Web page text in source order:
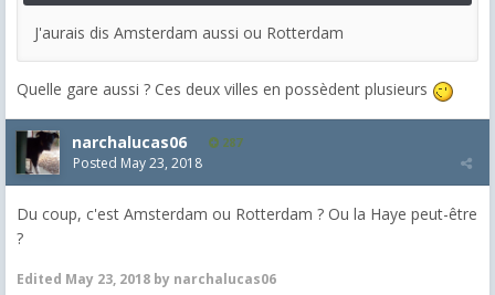
J'aurais dis Amsterdam aussi ou Rotterdam
Quelle gare aussi ? Ces deux villes en possèdent plusieurs
narchalucas06 287
Posted May 23, 2018
Du coup, c'est Amsterdam ou Rotterdam ? Ou la Haye peut-être
?
Edited May 23, 2018 by narchalucas06